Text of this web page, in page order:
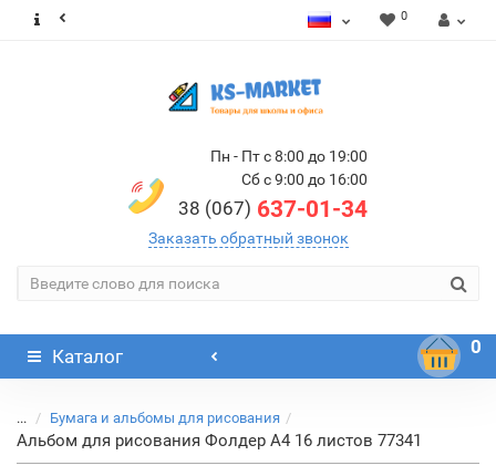
0
Пн - Пт с 8:00 до 19:00
Сб с 9:00 до 16:00
38 (067) 637-01-34
Заказать обратный звонок
Каталог 0
... Бумага и альбомы для рисования
Альбом для рисования Фолдер А4 16 листов 77341